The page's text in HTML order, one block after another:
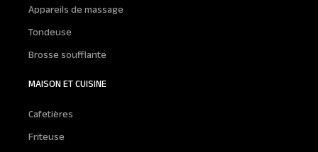
Appareils de massage
Tondeuse
Brosse soufflante
MAISON ET CUISINE
Cafetières
Friteuse